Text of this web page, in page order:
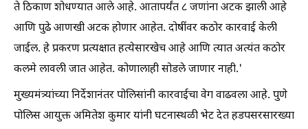
ते ठिकाण शोधण्यात आले आहे. आतापर्यंत ८ जणांना अटक झाली आहे
आणि पुढे आणखी अटक होणार आहेत. दोषींवर कठोर कारवाई केली
जाईल. हे प्रकरण प्रत्यक्षात हत्येसारखेच आहे आणि त्यात अत्यंत कठोर
कलमे लावली जात आहेत. कोणालाही सोडले जाणार नाही.'
मुख्यमंत्र्यांच्या निर्देशानंतर पोलिसांनी कारवाईचा वेग वाढवला आहे. पुणे
पोलिस आयुक्त अमितेश कुमार यांनी घटनास्थळी भेट देत हडपसरसारख्या